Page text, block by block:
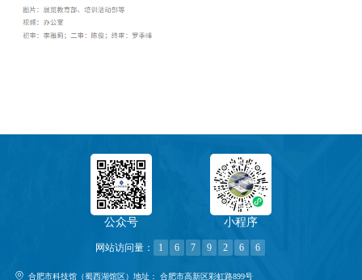
公众号 小程序
网站访问量： 1 6 7 9 2 6 6
合肥市科技馆（蜀西湖馆区）地址： 合肥市高新区彩虹路899号